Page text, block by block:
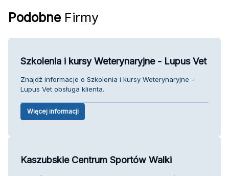
Podobne Firmy
Szkolenia i kursy Weterynaryjne - Lupus Vet
Znajdź informacje o Szkolenia i kursy Weterynaryjne -
Lupus Vet obsługa klienta.
Więcej informacji
Kaszubskie Centrum Sportów Walki